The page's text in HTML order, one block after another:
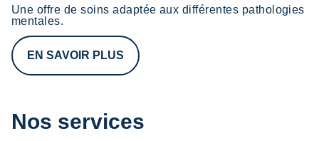
Une offre de soins adaptée aux différentes pathologies
mentales.
EN SAVOIR PLUS
Nos services